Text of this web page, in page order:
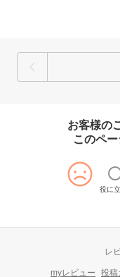
お客様の
このペ
役に
レ
myレビュー 投稿